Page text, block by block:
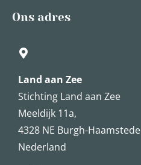
Ons adres
Land aan Zee
Stichting Land aan Zee
Meeldijk 11a,
4328 NE Burgh-Haamstede
Nederland